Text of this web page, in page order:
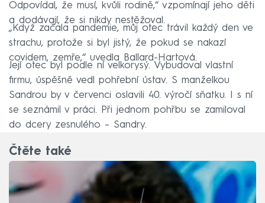
Odpovídal, že musí, kvůli rodině,“ vzpomínají jeho děti
a dodávají, že si nikdy nestěžoval.
„Když začala pandemie, můj otec trávil každý den ve
strachu, protože si byl jistý, že pokud se nakazí
covidem, zemře,“ uvedla Ballard-Hartová.
Její otec byl podle ní velkorysý. Vybudoval vlastní
firmu, úspěšně vedl pohřební ústav. S manželkou
Sandrou by v červenci oslavili 40. výročí sňatku. I s ní
se seznámil v práci. Při jednom pohřbu se zamiloval
do dcery zesnulého – Sandry.
Čtěte také